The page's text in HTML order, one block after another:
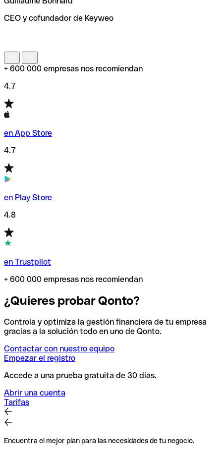
de enviar tu transferencia.
CEO y cofundador de Keyweo
+ 600 000 empresas nos recomiendan
4.7
en App Store
4.7
en Play Store
4.8
en Trustpilot
+ 600 000 empresas nos recomiendan
¿Quieres probar Qonto?
Controla y optimiza la gestión financiera de tu empresa
gracias a la solución todo en uno de Qonto.
Contactar con nuestro equipo
Empezar el registro
Accede a una prueba gratuita de 30 días.
Abrir una cuenta
Tarifas
Encuentra el mejor plan para las necesidades de tu negocio.